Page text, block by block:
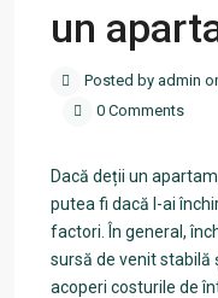
un
Posted by admin
0 Comments
Dacă deții un
putea fi dacă l-ai
factori. În general,
sursă de venit stabilă
acoperi costurile de